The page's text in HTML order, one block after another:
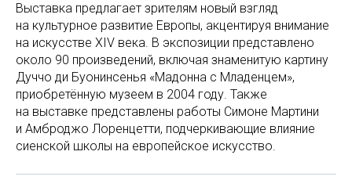
Выставка предлагает зрителям новый взгляд
на культурное развитие Европы, акцентируя внимание
на искусстве XIV века. В экспозиции представлено
около 90 произведений, включая знаменитую картину
Дуччо ди Буонинсенья «Мадонна с Младенцем»,
приобретённую музеем в 2004 году. Также
на выставке представлены работы Симоне Мартини
и Амброджо Лоренцетти, подчеркивающие влияние
сиенской школы на европейское искусство.